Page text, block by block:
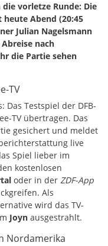
vorletze Runde: Die
Abend (20:45
Julian Nagelsmann
nach
die Partie sehen
TV
Testspiel der DFB-
TV übertragen. Das
gesichert und meldet
live
Spiel lieber im
kostenlosen
oder in der ZDF-App
Als
wird das TV-
Joyn ausgestrahlt.
Nordamerika